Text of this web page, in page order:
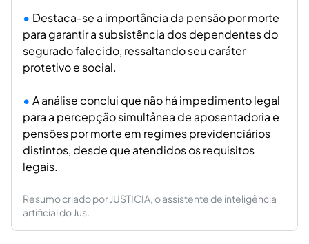
Destaca-se a importância da pensão por morte
para garantir a subsistência dos dependentes do
segurado falecido, ressaltando seu caráter
protetivo e social.
A análise conclui que não há impedimento legal
para a percepção simultânea de aposentadoria e
pensões por morte em regimes previdenciários
distintos, desde que atendidos os requisitos
legais.
Resumo criado por JUSTICIA, o assistente de inteligência
artificial do Jus.